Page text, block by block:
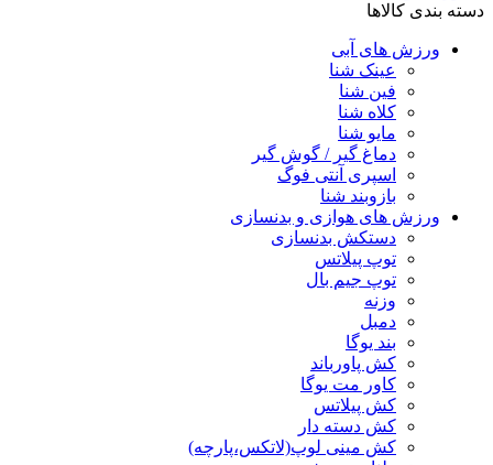
دسته بندی کالاها
ورزش های آبی
عینک شنا
فین شنا
کلاه شنا
مایو شنا
دماغ گیر / گوش گیر
اسپری آنتی فوگ
بازوبند شنا
ورزش های هوازی و بدنسازی
دستکش بدنسازی
توپ پیلاتس
توپ جیم بال
وزنه
دمبل
بند یوگا
کش پاورباند
کاور مت یوگا
کش پیلاتس
کش دسته دار
کش مینی لوپ(لاتکس،پارچه)